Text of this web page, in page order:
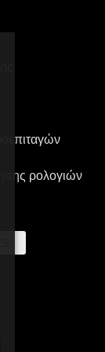
ρολογιών